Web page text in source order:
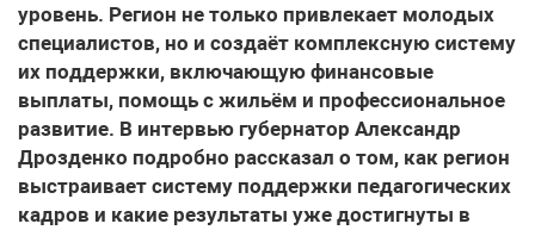
уровень. Регион не только привлекает молодых
специалистов, но и создаёт комплексную систему
их поддержки, включающую финансовые
выплаты, помощь с жильём и профессиональное
развитие. В интервью губернатор Александр
Дрозденко подробно рассказал о том, как регион
выстраивает систему поддержки педагогических
кадров и какие результаты уже достигнуты в